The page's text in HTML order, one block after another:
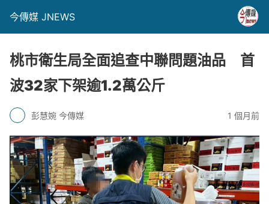
今傳媒 JNEWS
桃市衛生局全面追查中聯問題油品 首
波32家下架逾1.2萬公斤
彭慧婉 今傳媒 1 個月前